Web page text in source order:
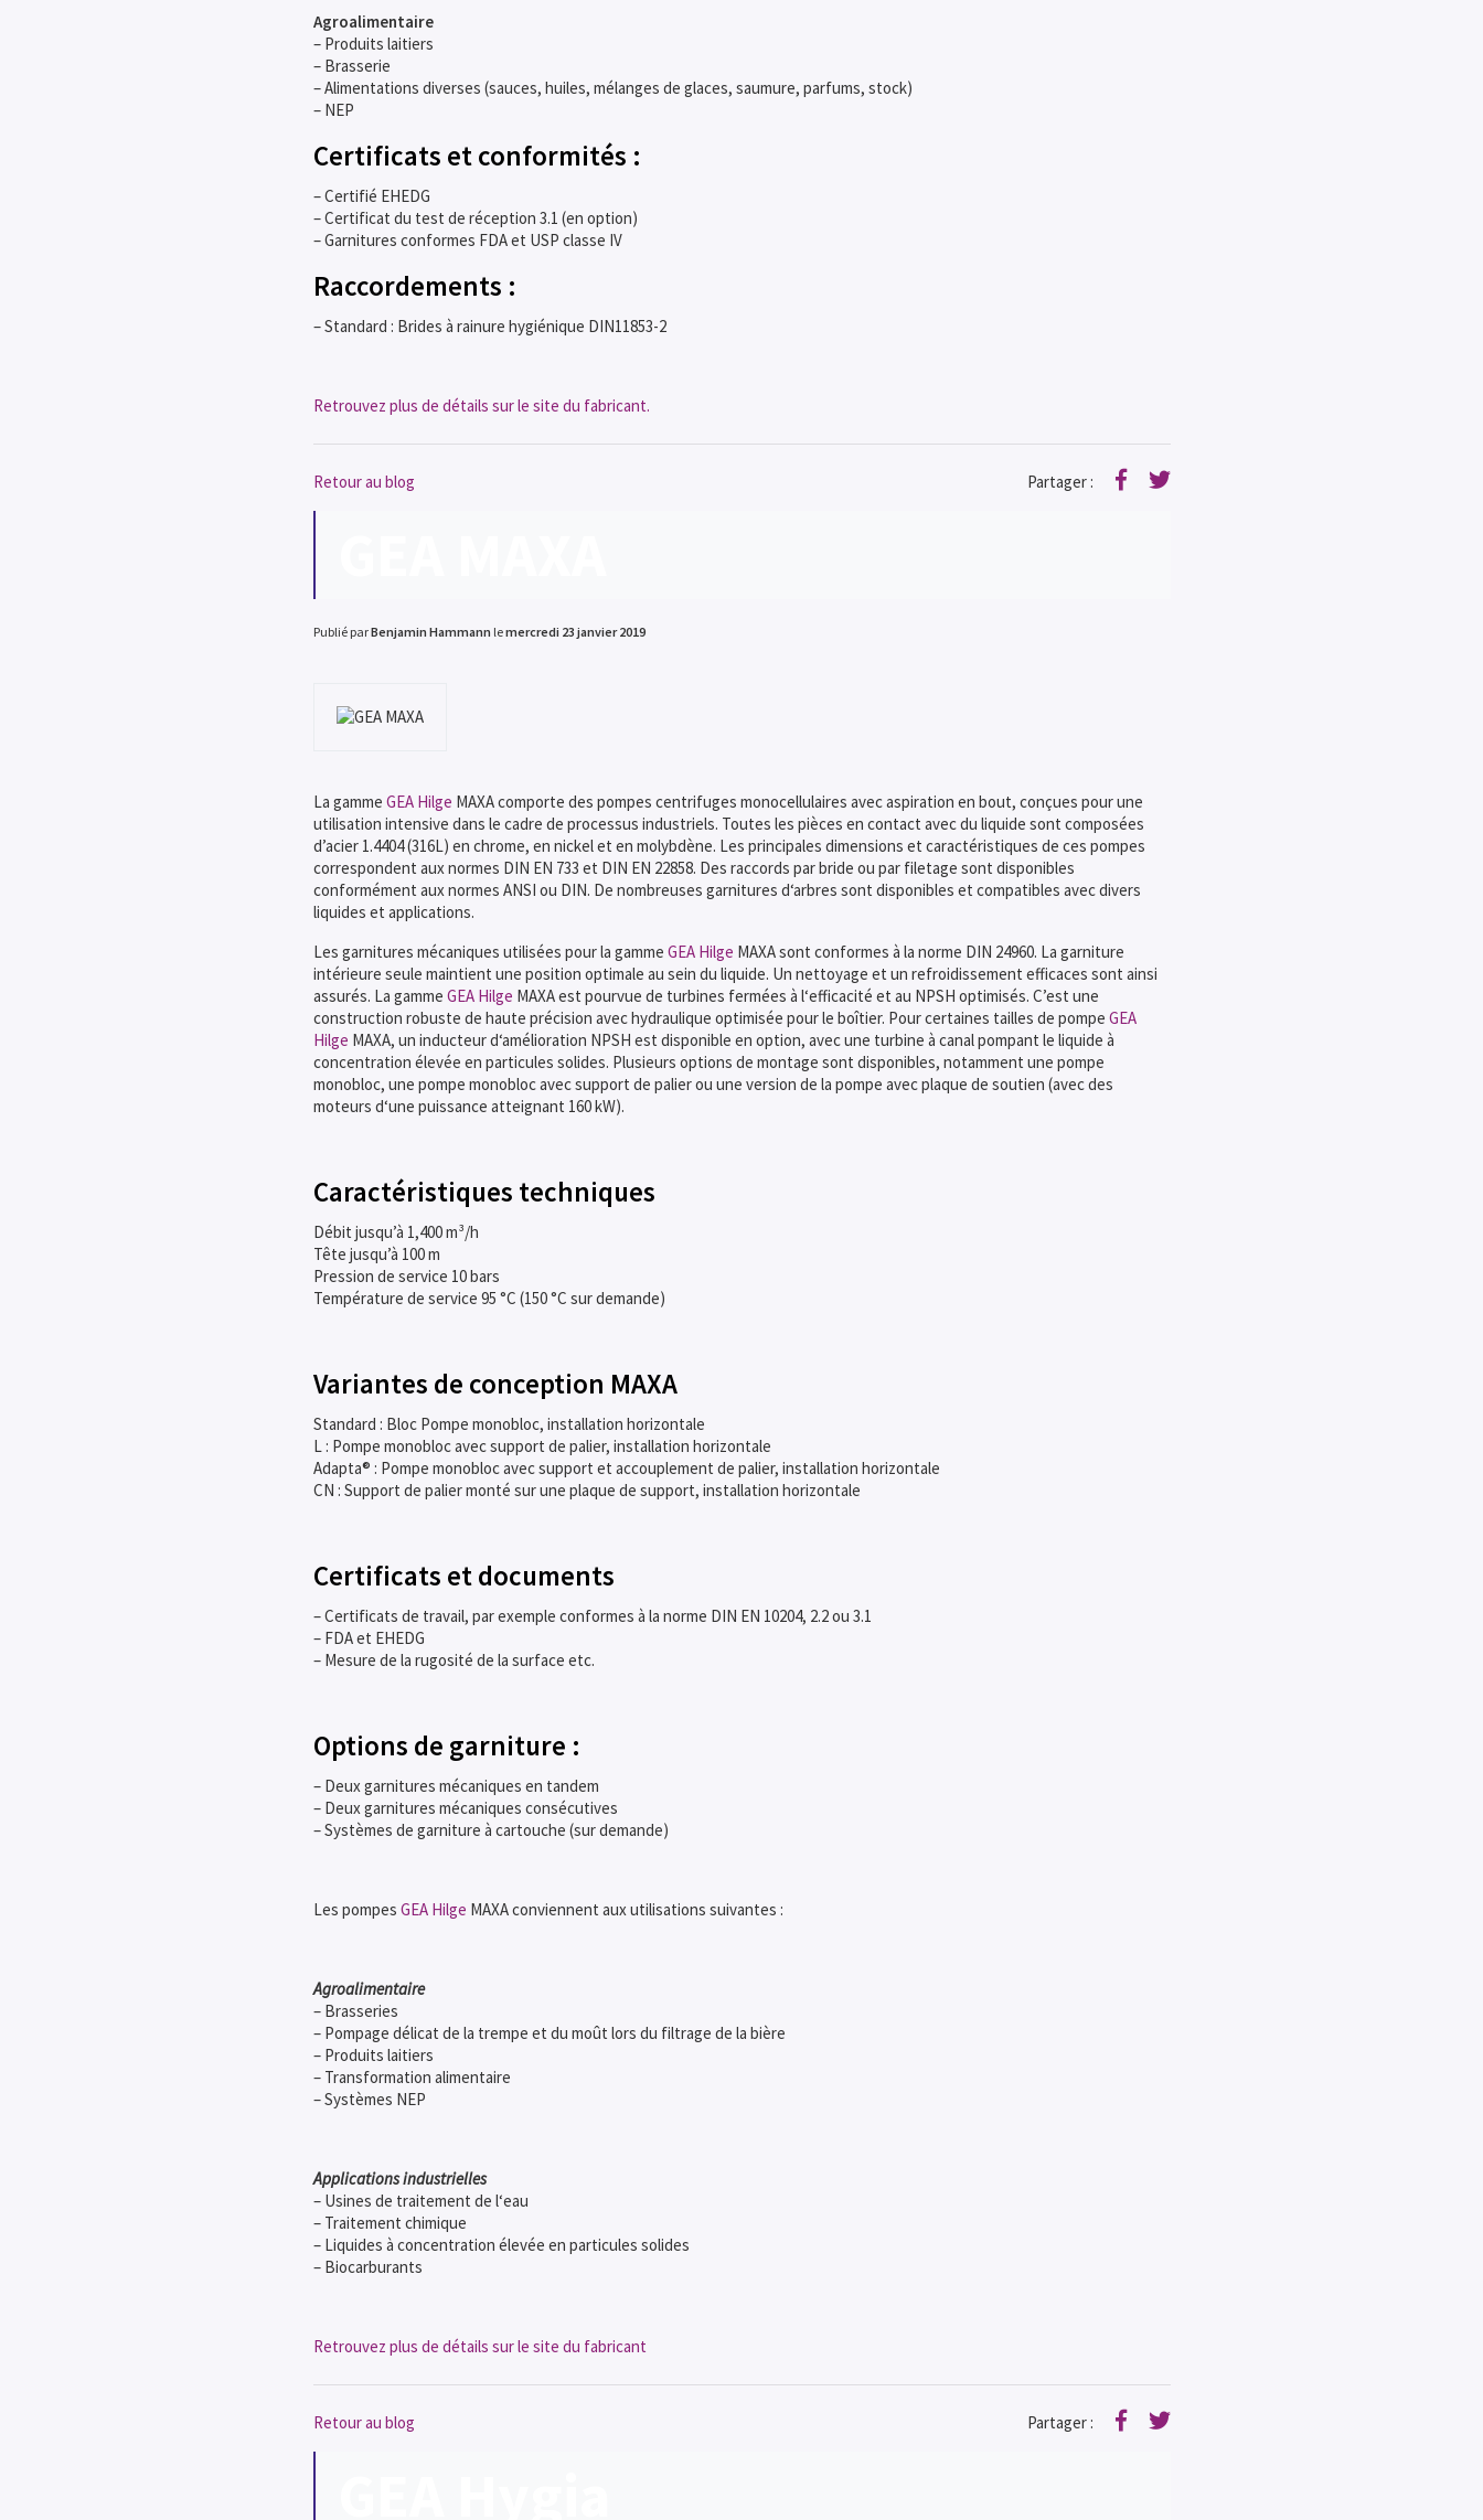
Agroalimentaire
– Produits laitiers
– Brasserie
– Alimentations diverses (sauces, huiles, mélanges de glaces, saumure, parfums, stock)
– NEP
Certificats et conformités :
– Certifié EHEDG
– Certificat du test de réception 3.1 (en option)
– Garnitures conformes FDA et USP classe IV
Raccordements :
– Standard : Brides à rainure hygiénique DIN11853-2
Retrouvez plus de détails sur le site du fabricant.
Retour au blog Partager : FacebookTwitter
Publié parBenjamin Hammann lemercredi 23 janvier 2019
La gamme GEA Hilge MAXA comporte des pompes centrifuges monocellulaires avec aspiration en bout, conçues pour une
utilisation intensive dans le cadre de processus industriels. Toutes les pièces en contact avec du liquide sont composées
d’acier 1.4404 (316L) en chrome, en nickel et en molybdène. Les principales dimensions et caractéristiques de ces pompes
correspondent aux normes DIN EN 733 et DIN EN 22858. Des raccords par bride ou par filetage sont disponibles
conformément aux normes ANSI ou DIN. De nombreuses garnitures d‘arbres sont disponibles et compatibles avec divers
liquides et applications.
Les garnitures mécaniques utilisées pour la gamme GEA Hilge MAXA sont conformes à la norme DIN 24960. La garniture
intérieure seule maintient une position optimale au sein du liquide. Un nettoyage et un refroidissement efficaces sont ainsi
assurés. La gamme GEA Hilge MAXA est pourvue de turbines fermées à l‘efficacité et au NPSH optimisés. C’est une
construction robuste de haute précision avec hydraulique optimisée pour le boîtier. Pour certaines tailles de pompe GEA
Hilge MAXA, un inducteur d‘amélioration NPSH est disponible en option, avec une turbine à canal pompant le liquide à
concentration élevée en particules solides. Plusieurs options de montage sont disponibles, notamment une pompe
monobloc, une pompe monobloc avec support de palier ou une version de la pompe avec plaque de soutien (avec des
moteurs d‘une puissance atteignant 160 kW).
Caractéristiques techniques
Débit jusqu’à 1,400 m³/h
Tête jusqu’à 100 m
Pression de service 10 bars
Température de service 95 °C (150 °C sur demande)
Variantes de conception MAXA
Standard : Bloc Pompe monobloc, installation horizontale
L : Pompe monobloc avec support de palier, installation horizontale
Adapta® : Pompe monobloc avec support et accouplement de palier, installation horizontale
CN : Support de palier monté sur une plaque de support, installation horizontale
Certificats et documents
– Certificats de travail, par exemple conformes à la norme DIN EN 10204, 2.2 ou 3.1
– FDA et EHEDG
– Mesure de la rugosité de la surface etc.
Options de garniture :
– Deux garnitures mécaniques en tandem
– Deux garnitures mécaniques consécutives
– Systèmes de garniture à cartouche (sur demande)
Les pompes GEA Hilge MAXA conviennent aux utilisations suivantes :
Agroalimentaire
– Brasseries
– Pompage délicat de la trempe et du moût lors du filtrage de la bière
– Produits laitiers
– Transformation alimentaire
– Systèmes NEP
Applications industrielles
– Usines de traitement de l‘eau
– Traitement chimique
– Liquides à concentration élevée en particules solides
– Biocarburants
Retrouvez plus de détails sur le site du fabricant
Retour au blog Partager : FacebookTwitter